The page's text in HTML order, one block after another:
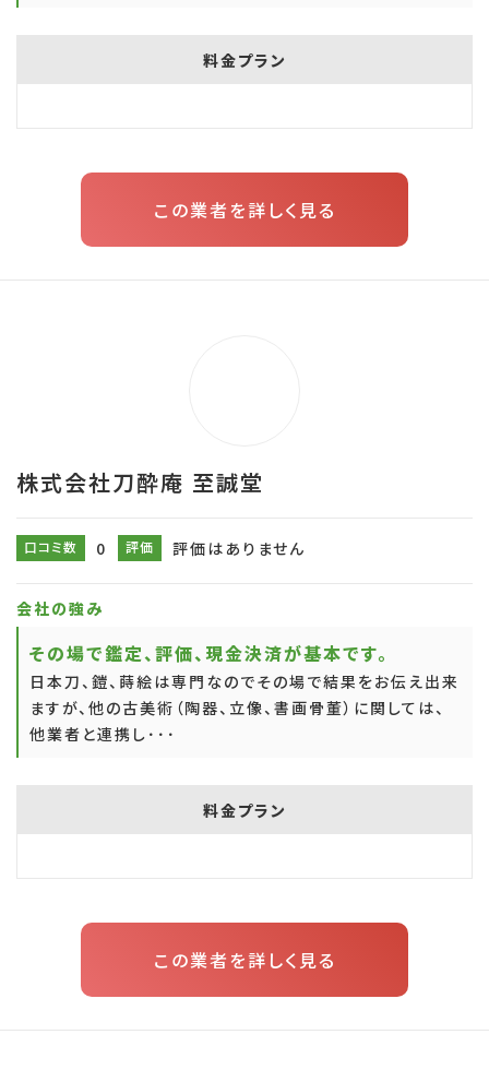
料金プラン
この業者を詳しく見る
株式会社刀酔庵 至誠堂
口コミ数 0 評価 評価はありません
会社の強み
その場で鑑定、評価、現金決済が基本です。
日本刀、鎧、蒔絵は専門なのでその場で結果をお伝え出来
ますが、他の古美術（陶器、立像、書画骨董）に関しては、
他業者と連携し･･･
料金プラン
この業者を詳しく見る